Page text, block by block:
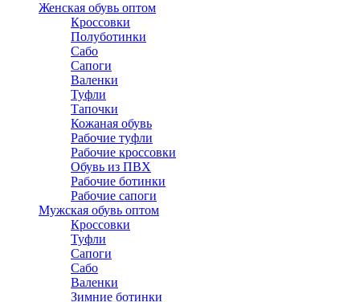
Женская обувь оптом
Кроссовки
Полуботинки
Сабо
Сапоги
Валенки
Туфли
Тапочки
Кожаная обувь
Рабочие туфли
Рабочие кроссовки
Обувь из ПВХ
Рабочие ботинки
Рабочие сапоги
Мужская обувь оптом
Кроссовки
Туфли
Сапоги
Сабо
Валенки
Зимние ботинки